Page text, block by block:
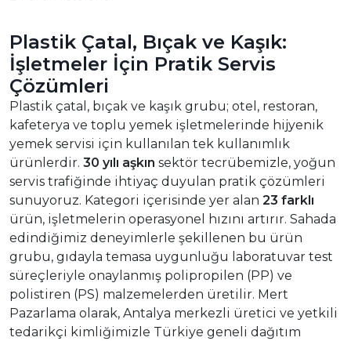
Plastik Çatal, Bıçak ve Kaşık:
İşletmeler İçin Pratik Servis
Çözümleri
Plastik çatal, bıçak ve kaşık grubu; otel, restoran,
kafeterya ve toplu yemek işletmelerinde hijyenik
yemek servisi için kullanılan tek kullanımlık
ürünlerdir. 30 yılı aşkın sektör tecrübemizle, yoğun
servis trafiğinde ihtiyaç duyulan pratik çözümleri
sunuyoruz. Kategori içerisinde yer alan 23 farklı
ürün, işletmelerin operasyonel hızını artırır. Sahada
edindiğimiz deneyimlerle şekillenen bu ürün
grubu, gıdayla temasa uygunluğu laboratuvar test
süreçleriyle onaylanmış polipropilen (PP) ve
polistiren (PS) malzemelerden üretilir. Mert
Pazarlama olarak, Antalya merkezli üretici ve yetkili
tedarikçi kimliğimizle Türkiye geneli dağıtım